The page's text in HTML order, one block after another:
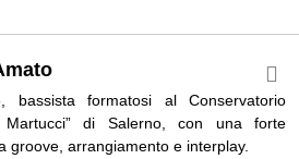
bassista formatosi al Conservatorio
Martucci” di Salerno, con una forte
groove, arrangiamento e interplay.